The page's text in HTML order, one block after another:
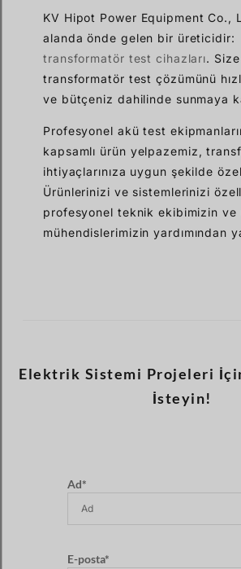
KV Hipot Power Equipment Co.,
alanda önde gelen bir üreticidir:
transformatör test cihazları.
transformatör test çözümünü
ve bütçeniz dahilinde sunmaya
Profesyonel akü test
kapsamlı ürün yelpazemiz,
ihtiyaçlarınıza uygun şekilde
Ürünlerinizi ve sistemlerinizi
profesyonel teknik ekibimizin ve
mühendislerimizin yardımından
Elektrik Sistemi Projeleri
İsteyin!
Ad*
E-posta*